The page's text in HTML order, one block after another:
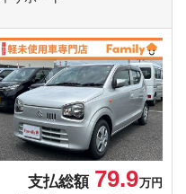
支払総額 79.9万円